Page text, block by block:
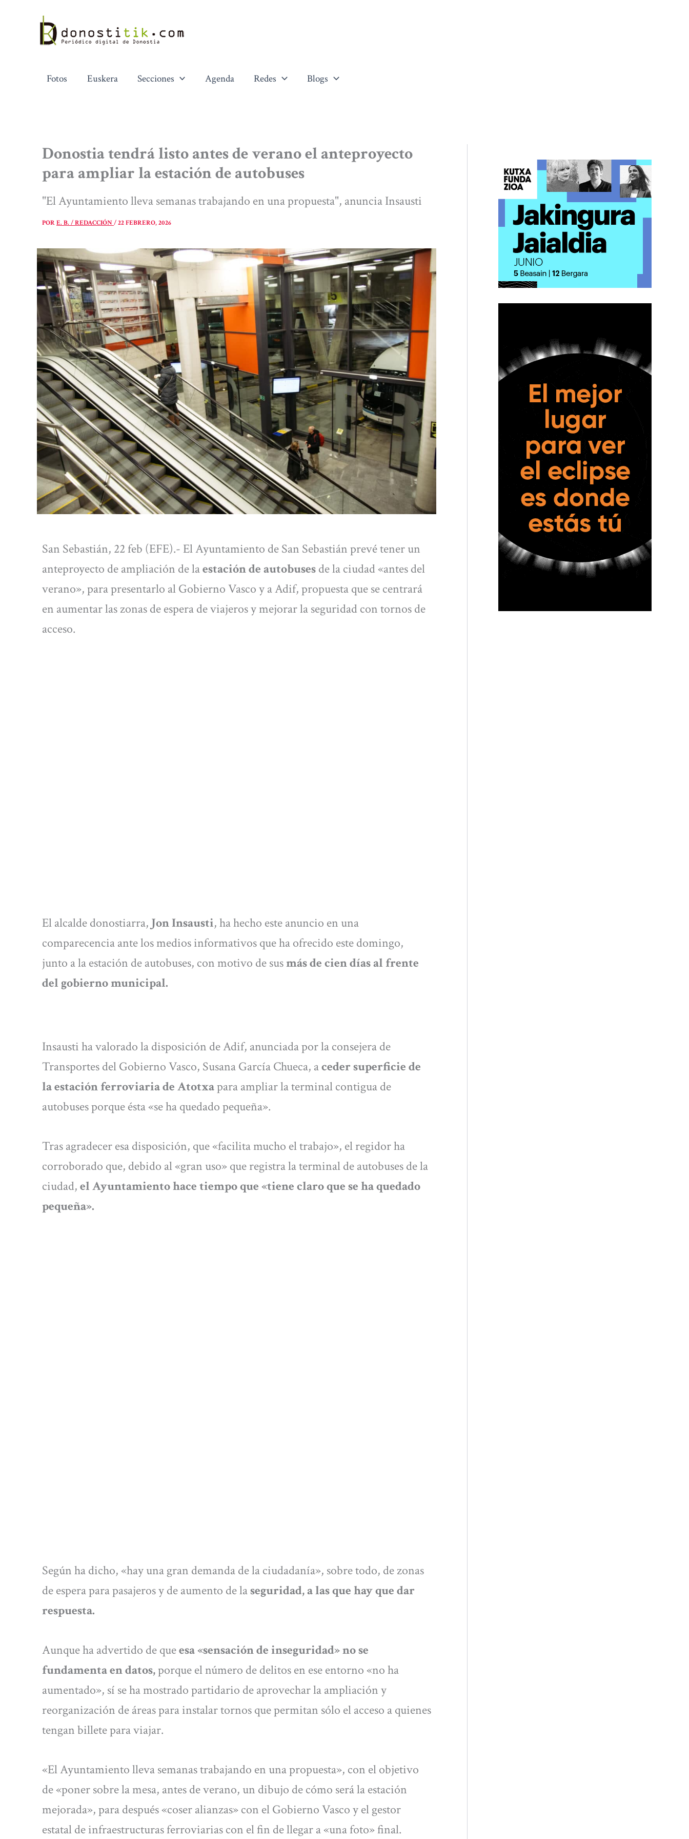
contenido
Fotos Euskera Secciones Agenda Redes Blogs
Donostia tendrá listo antes de verano el anteproyecto
para ampliar la estación de autobuses
"El Ayuntamiento lleva semanas trabajando en una propuesta", anuncia Insausti
PORE. B. / REDACCIÓN/22 FEBRERO, 2026
San Sebastián, 22 feb (EFE).- El Ayuntamiento de San Sebastián prevé tener un
anteproyecto de ampliación de laestación de autobusesde la ciudad «antes del
verano», para presentarlo al Gobierno Vasco y a Adif, propuesta que se centrará
en aumentar las zonas de espera de viajeros y mejorar la seguridad con tornos de
acceso.
El alcalde donostiarra, Jon Insausti, ha hecho este anuncio en una
comparecencia ante los medios informativos que ha ofrecido este domingo,
junto a la estación de autobuses, con motivo de susmás de cien días al frente
del gobierno municipal.
Insausti ha valorado la disposición de Adif, anunciada por la consejera de
Transportes del Gobierno Vasco, Susana García Chueca, aceder superficie de
la estación ferroviaria de Atotxapara ampliar la terminal contigua de
autobuses porque ésta «se ha quedado pequeña».
Tras agradecer esa disposición, que «facilita mucho el trabajo», el regidor ha
corroborado que, debido al «gran uso» que registra la terminal de autobuses de la
ciudad,el Ayuntamiento hace tiempo que «tiene claro que se ha quedado
pequeña».
Según ha dicho, «hay una gran demanda de la ciudadanía», sobre todo, de zonas
de espera para pasajeros y de aumento de laseguridad, a las que hay que dar
respuesta.
Aunque ha advertido de queesa «sensación de inseguridad» no se
fundamenta en datos,porque el número de delitos en ese entorno «no ha
aumentado», sí se ha mostrado partidario de aprovechar la ampliación y
reorganización de áreas para instalar tornos que permitan sólo el acceso a quienes
tengan billete para viajar.
«El Ayuntamiento lleva semanas trabajando en una propuesta», con el objetivo
de «poner sobre la mesa, antes de verano, un dibujo de cómo será la estación
mejorada», para después «coser alianzas» con el Gobierno Vasco y el gestor
estatal de infraestructuras ferroviarias con el fin de llegar a «una foto» final.